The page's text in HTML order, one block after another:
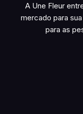
A Une Fleur
mercado para
para as